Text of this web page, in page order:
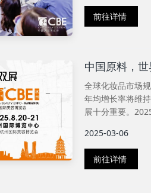
前往详情
中国原料，
全球化妆品市场
年均增长率将维
展十分重要。
2025-03-06
前往详情